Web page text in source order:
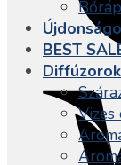
BEST
Diffúzorok